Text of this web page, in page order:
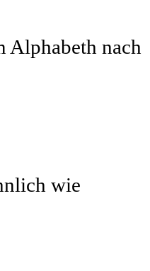
Alphabeth nach
wie